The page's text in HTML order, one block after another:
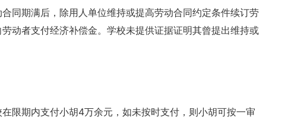
同期满后，除用人单位维持或提高劳动合同约定条件续订劳
动者支付经济补偿金。学校未提供证据证明其曾提出维持或
限期内支付小胡4万余元，如未按时支付，则小胡可按一审